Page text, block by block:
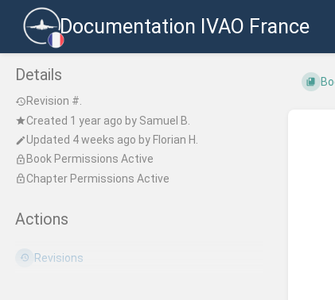
Documentation IVAO France
Details
Revision #.
Created 1 year ago by Samuel B.
Updated 4 weeks ago by Florian H.
Book Permissions Active
Chapter Permissions Active
Actions
Revisions